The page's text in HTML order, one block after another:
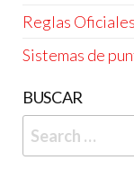
Reglas
Sistemas de
BUSCAR
Search
for: